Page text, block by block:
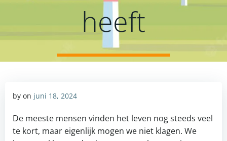
heeft
by on juni 18, 2024
De meeste mensen vinden het leven nog steeds veel
te kort, maar eigenlijk mogen we niet klagen. We